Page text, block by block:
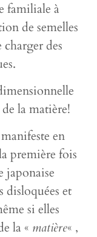
familiale à
de semelles
charger des
la matière!
en
première fois
japonaise
disloquées et
si elles
la « matière« ,